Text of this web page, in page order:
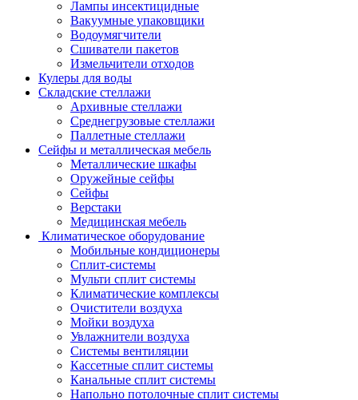
Лампы инсектицидные
Вакуумные упаковщики
Водоумягчители
Сшиватели пакетов
Измельчители отходов
Кулеры для воды
Складские стеллажи
Архивные стеллажи
Среднегрузовые стеллажи
Паллетные стеллажи
Сейфы и металлическая мебель
Металлические шкафы
Оружейные сейфы
Сейфы
Верстаки
Медицинская мебель
Климатическое оборудование
Мобильные кондиционеры
Сплит-системы
Мульти сплит системы
Климатические комплексы
Очистители воздуха
Мойки воздуха
Увлажнители воздуха
Системы вентиляции
Кассетные сплит системы
Канальные сплит системы
Напольно потолочные сплит системы